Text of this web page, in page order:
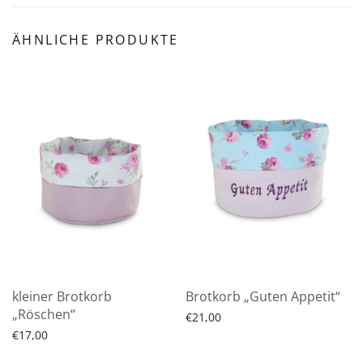
ÄHNLICHE PRODUKTE
kleiner Brotkorb
„Röschen“
€17,00
Brotkorb „Guten Appetit“
€21,00